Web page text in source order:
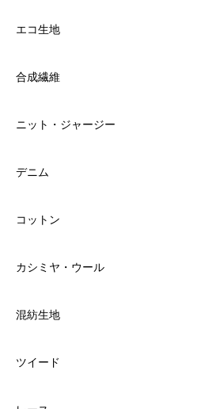
エコ生地
合成繊維
ニット・ジャージー
デニム
コットン
カシミヤ・ウール
混紡生地
ツイード